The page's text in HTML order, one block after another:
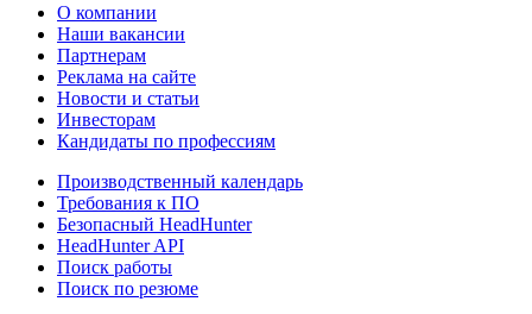
О компании
Наши вакансии
Партнерам
Реклама на сайте
Новости и статьи
Инвесторам
Кандидаты по профессиям
Производственный календарь
Требования к ПО
Безопасный HeadHunter
HeadHunter API
Поиск работы
Поиск по резюме